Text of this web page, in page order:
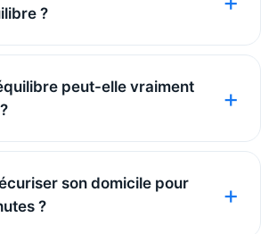
?
peut-elle vraiment
son domicile pour
?